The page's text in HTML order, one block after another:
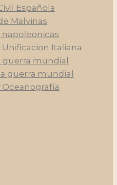
Española
Malvinas
napoleonicas
Unificacion Italiana
guerra mundial
guerra mundial
Oceanografía